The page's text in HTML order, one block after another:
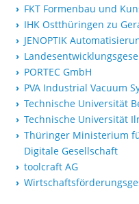
FKT Formenbau und
IHK Ostthüringen zu
JENOPTIK
PORTEC GmbH
PVA Industrial Vacuum
Technische Universität
Technische Universität
Thüringer Ministerium
Digitale Gesellschaft
toolcraft AG